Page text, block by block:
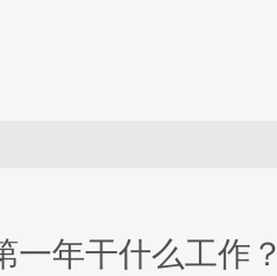
一年干什么工作？